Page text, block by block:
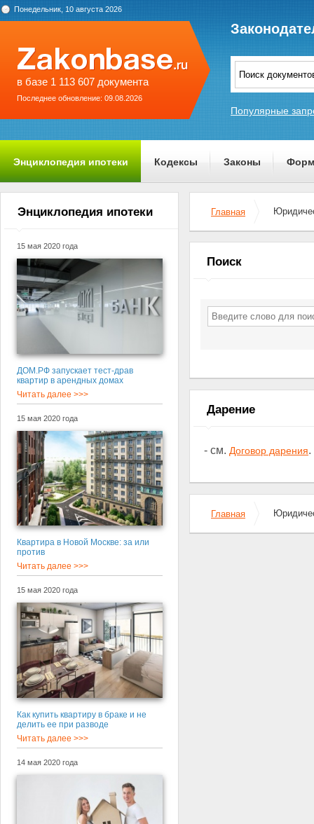
Понедельник, 10 августа 2026
в базе 1 113 607 документа
Последнее обновление: 09.08.2026
Популярные
Энциклопедия ипотеки Кодексы Законы
О проекте
Энциклопедия ипотеки
15 мая 2020 года
ДОМ.РФ запускает тест-драв
квартир в арендных домах
Читать далее >>>
15 мая 2020 года
Квартира в Новой Москве: за или
против
Читать далее >>>
15 мая 2020 года
Как купить квартиру в браке и не
делить ее при разводе
Читать далее >>>
14 мая 2020 года
Главная
Поиск
Дарение
- см. Договор дарения.
Главная